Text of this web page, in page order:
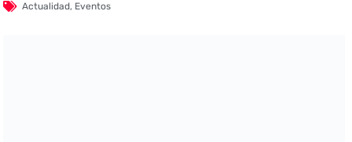
Actualidad, Eventos